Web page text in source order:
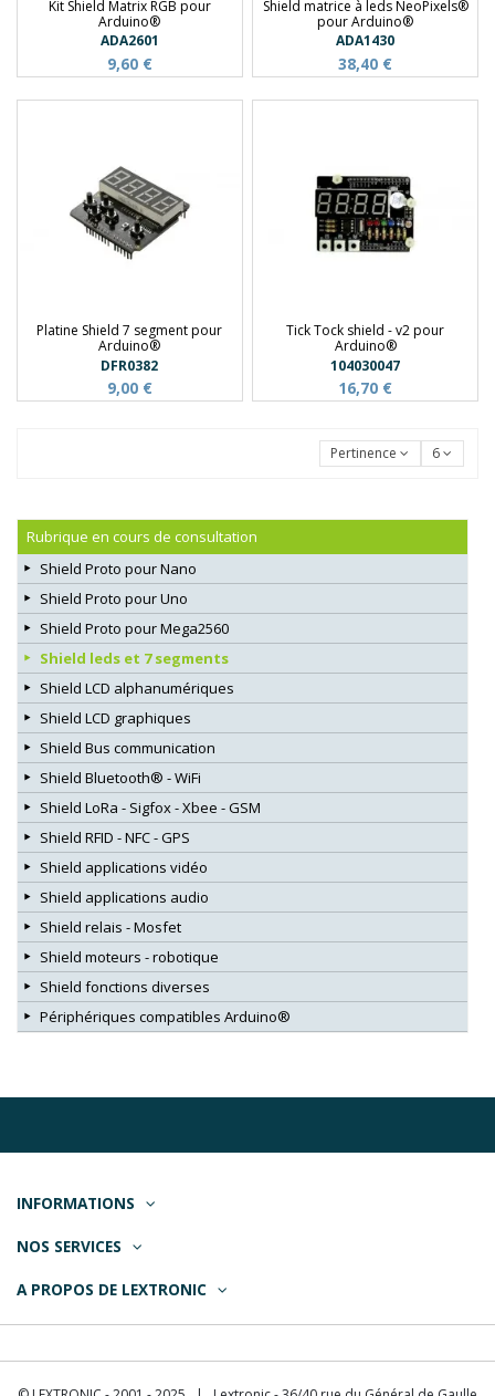
Kit Shield Matrix RGB pour
Arduino®
ADA2601
9,60 €
Shield matrice à leds NeoPixels®
pour Arduino®
ADA1430
38,40 €
Platine Shield 7 segment pour
Arduino®
DFR0382
9,00 €
Tick Tock shield - v2 pour
Arduino®
104030047
16,70 €
Pertinence 6
Rubrique en cours de consultation
Shield Proto pour Nano
Shield Proto pour Uno
Shield Proto pour Mega2560
Shield leds et 7 segments
Shield LCD alphanumériques
Shield LCD graphiques
Shield Bus communication
Shield Bluetooth® - WiFi
Shield LoRa - Sigfox - Xbee - GSM
Shield RFID - NFC - GPS
Shield applications vidéo
Shield applications audio
Shield relais - Mosfet
Shield moteurs - robotique
Shield fonctions diverses
Périphériques compatibles Arduino®
INFORMATIONS
NOS SERVICES
A PROPOS DE LEXTRONIC